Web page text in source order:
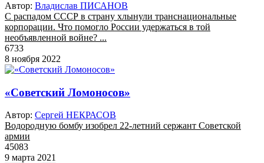
Автор: Владислав ПИСАНОВ
С распадом СССР в страну хлынули транснациональные
корпорации. Что помогло России удержаться в той
необъявленной войне? ...
6733
8 ноября 2022
«Советский Ломоносов»
Автор: Сергей НЕКРАСОВ
Водородную бомбу изобрел 22-летний сержант Советской
армии
45083
9 марта 2021